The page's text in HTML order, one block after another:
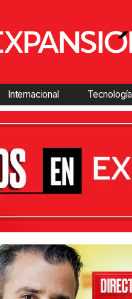
Internacional Tecnología